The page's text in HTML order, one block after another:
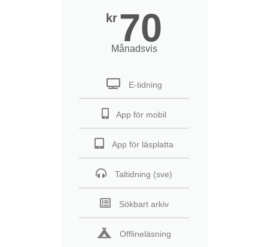
kr 70
Månadsvis
E-tidning
App för mobil
App för läsplatta
Taltidning (sve)
Sökbart arkiv
Offlineläsning